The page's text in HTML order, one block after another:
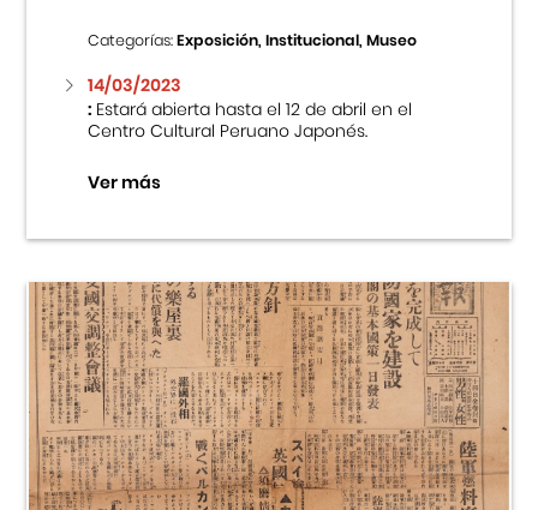
Categorías:Exposición, Institucional, Museo
14/03/2023
:Estará abierta hasta el 12 de abril en el
Centro Cultural Peruano Japonés.
Ver más